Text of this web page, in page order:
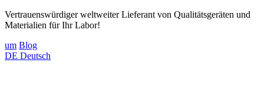
Vertrauenswürdiger weltweiter Lieferant von Qualitätsgeräten und
Materialien für Ihr Labor!
um Blog
DE Deutsch